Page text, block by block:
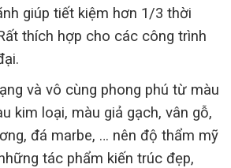
giúp tiết kiệm hơn 1/3 thời
thích hợp cho các công trình
và vô cùng phong phú từ màu
kim loại, màu giả gạch, vân gỗ,
đá marbe, … nên độ thẩm mỹ
tác phẩm kiến trúc đẹp,